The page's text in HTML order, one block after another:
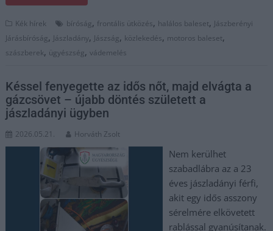
Kék hírek bíróság, frontális ütközés, halálos baleset, Jászberényi
Járásbíróság, Jászladány, Jászság, közlekedés, motoros baleset,
szászberek, ügyészség,vádemelés
Késsel fenyegette az idős nőt, majd elvágta a
gázcsövet – újabb döntés született a
jászladányi ügyben
2026.05.21. Horváth Zsolt
Nem kerülhet
szabadlábra az a 23
éves jászladányi férfi,
akit egy idős asszony
sérelmére elkövetett
rablással gyanúsítanak.